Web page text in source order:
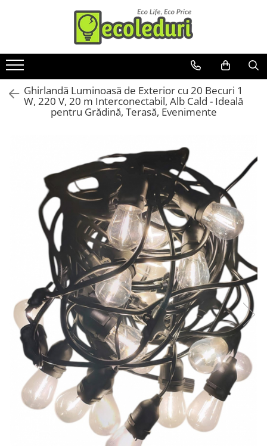
Toate Produsele
Banda LED
Bec Color led
Becuri & lampi led cu fasung
Ghirlande luminoase
Modul Led pentru aplica
Tub Neon Fluorescent (Clasic)
Tub Neon LED
Lampi solare
Corpuri de iluminat
Spoturi LED
Corpuri Led - industriale
Aplice si Plafoniere Led
Proiectoare LED
Corpuri stradale
Lămpi portabile
miscare,crepuscular,dulii cu
Ghirlandă Luminoasă de Exterior cu 20 Becuri 1
W, 220 V, 20 m Interconectabil, Alb Cald - Ideală
pentru Grădină, Terasă, Evenimente